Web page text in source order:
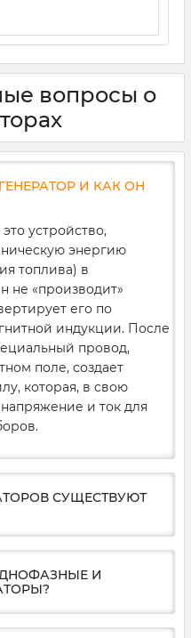
актуален вопрос,
отключения
и одними
генератор для
или кофейни.
вопросы о
И КАК ОН
устройство,
энергию
топлива) в
не «производит»
его по
индукции. После
провод,
поле, создает
которая, в свою
и ток для
СУЩЕСТВУЮТ
И